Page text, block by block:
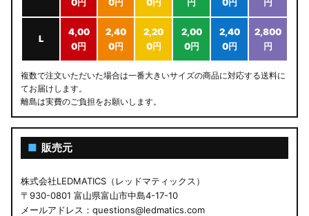
L
4,00
0円
2,40
0円
2,20
0円
2,00
0円
2,40
0円
2,800
円
複数で注文いただいた場合は一番大きいサイズの商品に対応する送料に
てお届けします。
離島は実費のご負担をお願いします。
■ 販売元
株式会社LEDMATICS（レッドマティックス）
〒930-0801 富山県富山市中島4-17-10
メールアドレス：questions@ledmatics.com